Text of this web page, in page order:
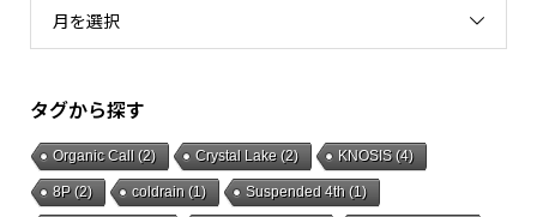
月を選択
タグから探す
Organic Call(2) Crystal Lake(2) KNOSIS(4)
8P(2) coldrain(1) Suspended 4th(1)